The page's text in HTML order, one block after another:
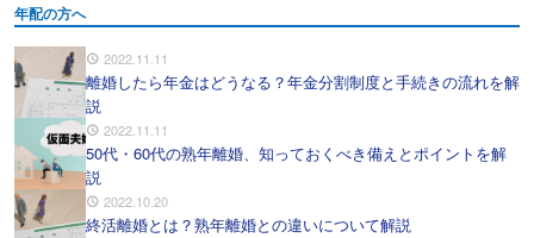
年配の方へ
2022.11.11
離婚したら年金はどうなる？年金分割制度と手続きの流れを解
説
2022.11.11
50代・60代の熟年離婚、知っておくべき備えとポイントを解
説
2022.10.20
終活離婚とは？熟年離婚との違いについて解説